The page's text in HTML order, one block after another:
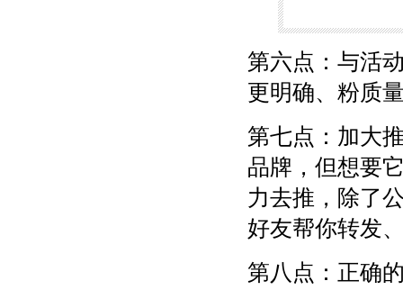
第六点：与活
更明确、粉质
第七点：加大
品牌，但想要
力去推，除了
好友帮你转发
第八点：正确